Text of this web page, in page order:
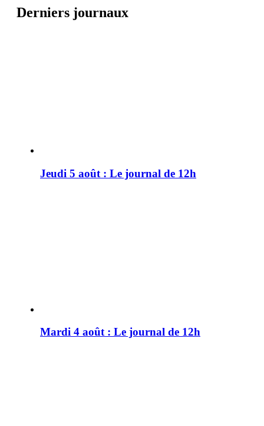
Derniers journaux
Jeudi 5 août : Le journal de 12h
Mardi 4 août : Le journal de 12h